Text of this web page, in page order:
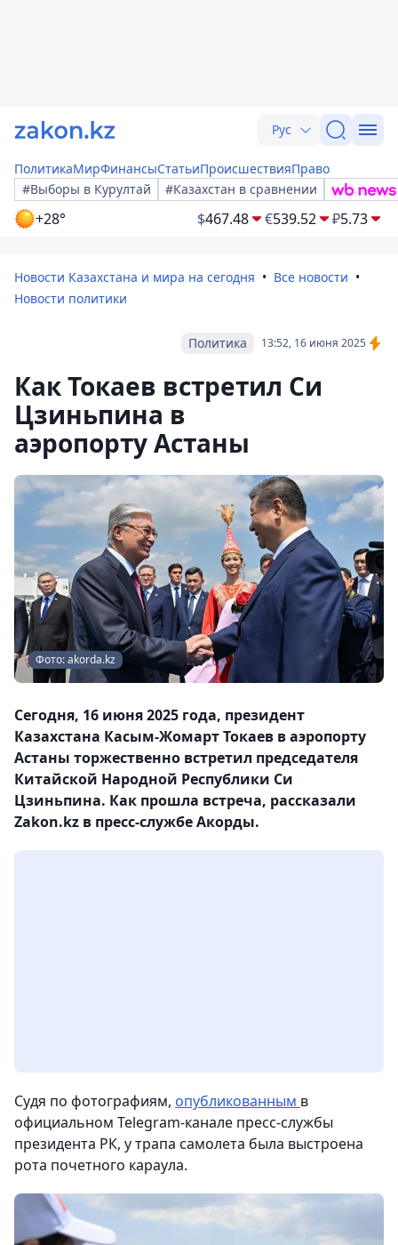
Рус
ПолитикаМирФинансыСтатьиПроисшествияПраво
#Выборы в Курултай
#Казахстан в сравнении
+28° $467.48 €539.52 ₽5.73
Новости Казахстана и мира на сегодня
Все новости
Новости политики
13:52, 16 июня 2025
Политика
Как Токаев встретил Си
Цзиньпина в
аэропорту Астаны
Фото: akorda.kz
Сегодня, 16 июня 2025 года, президент
Казахстана Касым-Жомарт Токаев в аэропорту
Астаны торжественно встретил председателя
Китайской Народной Республики Си
Цзиньпина. Как прошла встреча, рассказали
Zakon.kz в пресс-службе Акорды.
Судя по фотографиям, опубликованным в
официальном Telegram-канале пресс-службы
президента РК, у трапа самолета была выстроена
рота почетного караула.